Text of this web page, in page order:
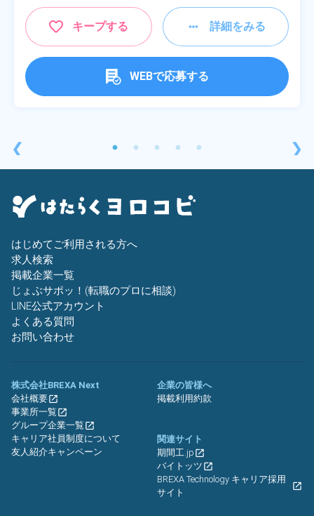
❮
キープする 詳細をみる
WEBで応募する
❯
はじめてご利用される方へ
求人検索
掲載企業一覧
じょぶサポッ！(転職のプロに相談)
LINE公式アカウント
よくある質問
お問い合わせ
株式会社BREXA Next
会社概要
事業所一覧
グループ企業一覧
キャリア社員制度について
友人紹介キャンペーン
企業の皆様へ
掲載利用約款
関連サイト
期間工.jp
バイトッツ
BREXA Technology キャリア採用
サイト